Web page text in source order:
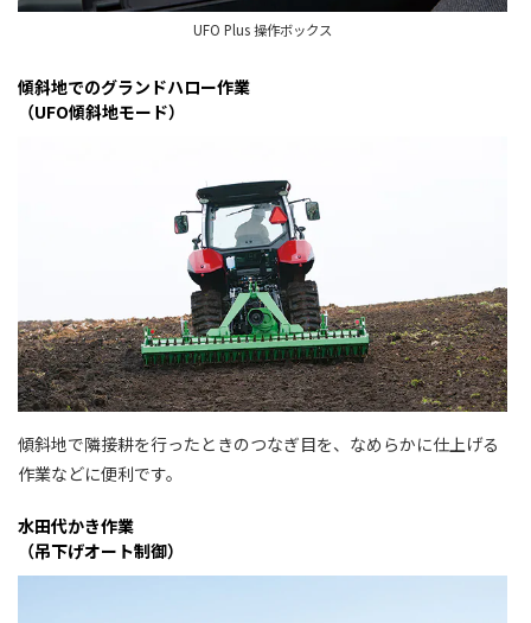
UFO Plus 操作ボックス
傾斜地でのグランドハロー作業
（UFO傾斜地モード）
傾斜地で隣接耕を行ったときのつなぎ目を、なめらかに仕上げる
作業などに便利です。
水田代かき作業
（吊下げオート制御）